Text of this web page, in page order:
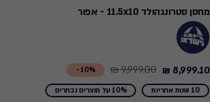
מחסן סטרונגהולד 11.5x10 - אפור
10%-
Price
from
8,999.10 ₪
9,999.00 ₪
10 שנות אחריות 10% על מוצרים נבחרים